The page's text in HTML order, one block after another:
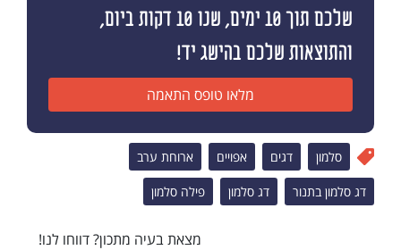
שלכם תוך 10 ימים, שנו 10 דקות ביום,
והתוצאות שלכם בהישג יד!
מלאו טופס התאמה
סלמון דגים אפויים ארוחת ערב
דג סלמון בתנור דג סלמון פילה סלמון
מצאת בעיה מתכון? דווחו לנו!